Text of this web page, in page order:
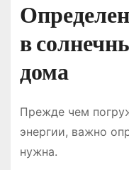
в
дома
Прежде чем
энергии, важно
нужна.